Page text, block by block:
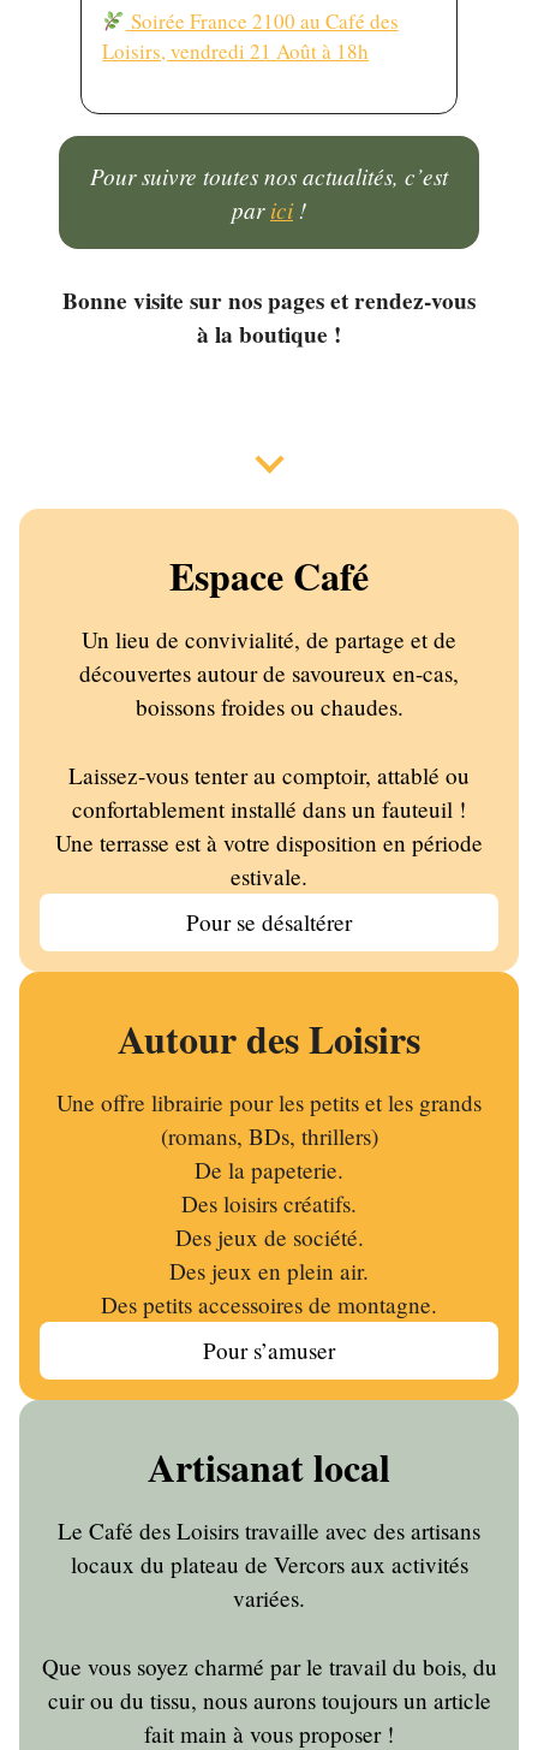
Soirée France 2100 au Café des
Loisirs, vendredi 21 Août à 18h
Pour suivre toutes nos actualités, c’est
parici !
Bonne visite sur nos pages et rendez-vous
à la boutique !
Espace Café
Un lieu de convivialité, de partage et de
découvertes autour de savoureux en-cas,
boissons froides ou chaudes.
Laissez-vous tenter au comptoir, attablé ou
confortablement installé dans un fauteuil !
Une terrasse est à votre disposition en période
estivale.
Pour se désaltérer
Autour des Loisirs
Une offre librairie pour les petits et les grands
(romans, BDs, thrillers)
De la papeterie.
Des loisirs créatifs.
Des jeux de société.
Des jeux en plein air.
Des petits accessoires de montagne.
Pour s’amuser
Artisanat local
Le Café des Loisirs travaille avec des artisans
locaux du plateau de Vercors aux activités
variées.
Que vous soyez charmé par le travail du bois, du
cuir ou du tissu, nous aurons toujours un article
fait main à vous proposer !